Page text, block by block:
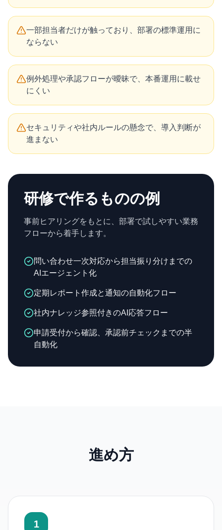
一部担当者だけが触っており、部署の標準運用に
ならない
例外処理や承認フローが曖昧で、本番運用に載せ
にくい
セキュリティや社内ルールの懸念で、導入判断が
進まない
研修で作るものの例
事前ヒアリングをもとに、部署で試しやすい業務
フローから着手します。
問い合わせ一次対応から担当振り分けまでの
AIエージェント化
定期レポート作成と通知の自動化フロー
社内ナレッジ参照付きのAI応答フロー
申請受付から確認、承認前チェックまでの半
自動化
進め方
1